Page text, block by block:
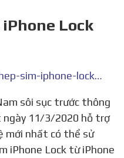
iPhone Lock
https://halomobile.vn/ghep-sim-iphone-lock-moi-nhat.html
ngày 11/3/2020 hỗ trợ
mới nhất có thể sử
iPhone Lock từ iPhone